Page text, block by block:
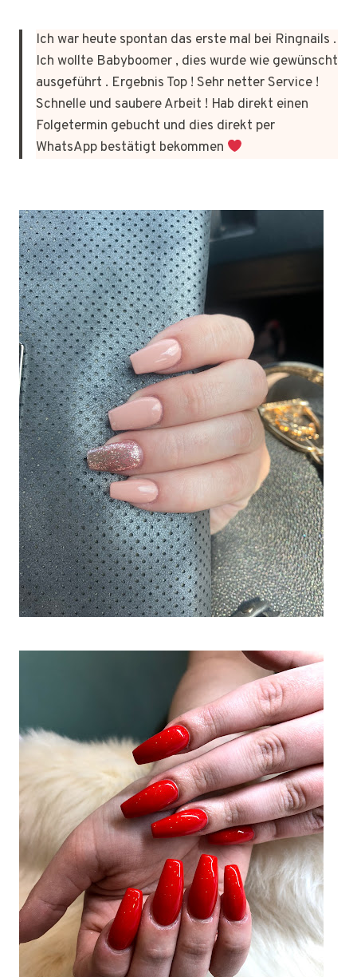
Ich war heute spontan das erste mal bei Ringnails .
Ich wollte Babyboomer , dies wurde wie gewünscht
ausgeführt . Ergebnis Top ! Sehr netter Service !
Schnelle und saubere Arbeit ! Hab direkt einen
Folgetermin gebucht und dies direkt per
WhatsApp bestätigt bekommen